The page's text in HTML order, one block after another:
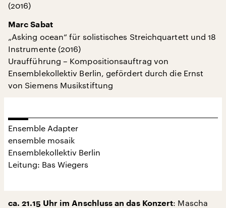
(2016)
Marc Sabat
„Asking ocean“ für solistisches Streichquartett und 18
Instrumente (2016)
Uraufführung – Kompositionsauftrag von
Ensemblekollektiv Berlin, gefördert durch die Ernst
von Siemens Musikstiftung
Ensemble Adapter
ensemble mosaik
Ensemblekollektiv Berlin
Leitung: Bas Wiegers
ca. 21.15 Uhr im Anschluss an das Konzert: Mascha